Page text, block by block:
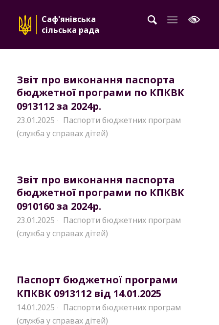
Саф'янівська
сільська рада
Звіт про виконання паспорта
бюджетної програми по КПКВК
0913112 за 2024р.
23.01.2025 · Паспорти бюджетних програм
(служба у справах дітей)
Звіт про виконання паспорта
бюджетної програми по КПКВК
0910160 за 2024р.
23.01.2025 · Паспорти бюджетних програм
(служба у справах дітей)
Паспорт бюджетної програми
КПКВК 0913112 від 14.01.2025
14.01.2025 · Паспорти бюджетних програм
(служба у справах дітей)